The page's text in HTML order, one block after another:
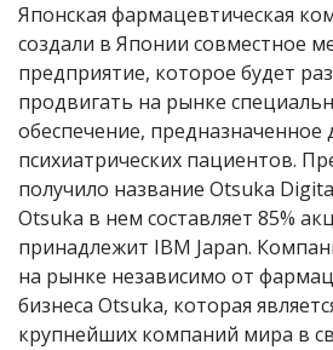
Японская фармацевтическая
создали в Японии совместное
предприятие, которое будет
продвигать на рынке
обеспечение, предназначенное
психиатрических пациентов.
получило название Otsuka
Otsuka в нем составляет 85%
принадлежит IBM Japan.
на рынке независимо от
бизнеса Otsuka, которая
крупнейших компаний мира в